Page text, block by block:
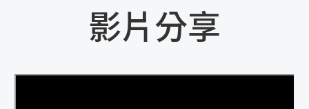
影片分享